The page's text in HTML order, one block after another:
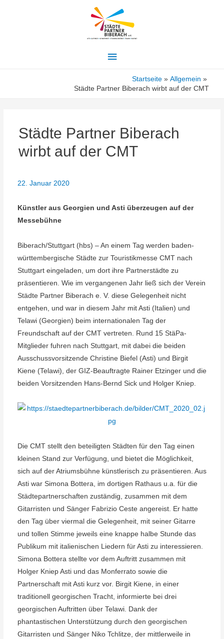
Hauptmenü
Startseite
Allgemein
Städte Partner Biberach wirbt auf der CMT
Städte Partner Biberach
wirbt auf der CMT
22. Januar 2020
Künstler aus Georgien und Asti überzeugen auf der
Messebühne
Biberach/Stuttgart (hbs) – An einem Tag werden baden-
württembergische Städte zur Touristikmesse CMT nach
Stuttgart eingeladen, um dort ihre Partnerstädte zu
präsentieren. Wie im vergangenen Jahr ließ sich der Verein
Städte Partner Biberach e. V. diese Gelegenheit nicht
entgehen, und war in diesem Jahr mit Asti (Italien) und
Telawi (Georgien) beim internationalen Tag der
Freundschaft auf der CMT vertreten. Rund 15 StäPa-
Mitglieder fuhren nach Stuttgart, mit dabei die beiden
Ausschussvorsitzende Christine Biefel (Asti) und Birgit
Kiene (Telawi), der GIZ-Beauftragte Rainer Etzinger und die
beiden Vorsitzenden Hans-Bernd Sick und Holger Kniep.
Die CMT stellt den beteiligten Städten für den Tag einen
kleinen Stand zur Verfügung, und bietet die Möglichkeit,
sich auf der Atriumsbühne künstlerisch zu präsentieren. Aus
Asti war Simona Bottera, im dortigen Rathaus u.a. für die
Städtepartnerschaften zuständig, zusammen mit dem
Gitarristen und Sänger Fabrizio Ceste angereist. Er hatte
den Tag über viermal die Gelegenheit, mit seiner Gitarre
und tollen Stimme jeweils eine knappe halbe Stunde das
Publikum mit italienischen Liedern für Asti zu interessieren.
Simona Bottera stellte vor dem Auftritt zusammen mit
Holger Kniep Asti und das Monferrato sowie die
Partnerschaft mit Asti kurz vor. Birgit Kiene, in einer
traditionell georgischen Tracht, informierte bei drei
georgischen Auftritten über Telawi. Dank der
phantastischen Unterstützung durch den georgischen
Gitarristen und Sänger Niko Tchlitze, der mittlerweile in